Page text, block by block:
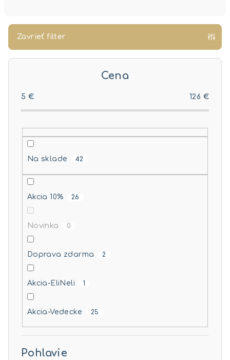
p
Zavrieť filter
Cena
5 € 126 €
Na sklade 42
Akcia 10% 26
Novinka 0
Doprava zdarma 2
Akcia-EliNeli 1
Akcia-Vedecke 25
Pohlavie